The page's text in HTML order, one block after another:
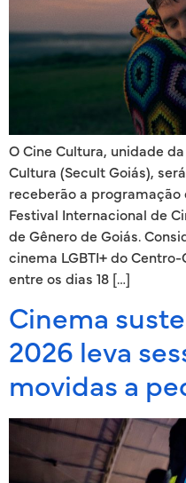
O Cine Cultura, unidade
Cultura (Secult Goiás),
receberão a programação
Festival Internacional de
de Gênero de Goiás.
cinema LGBTI+ do
entre os dias 18 […]
Cinema
2026 leva
movidas a